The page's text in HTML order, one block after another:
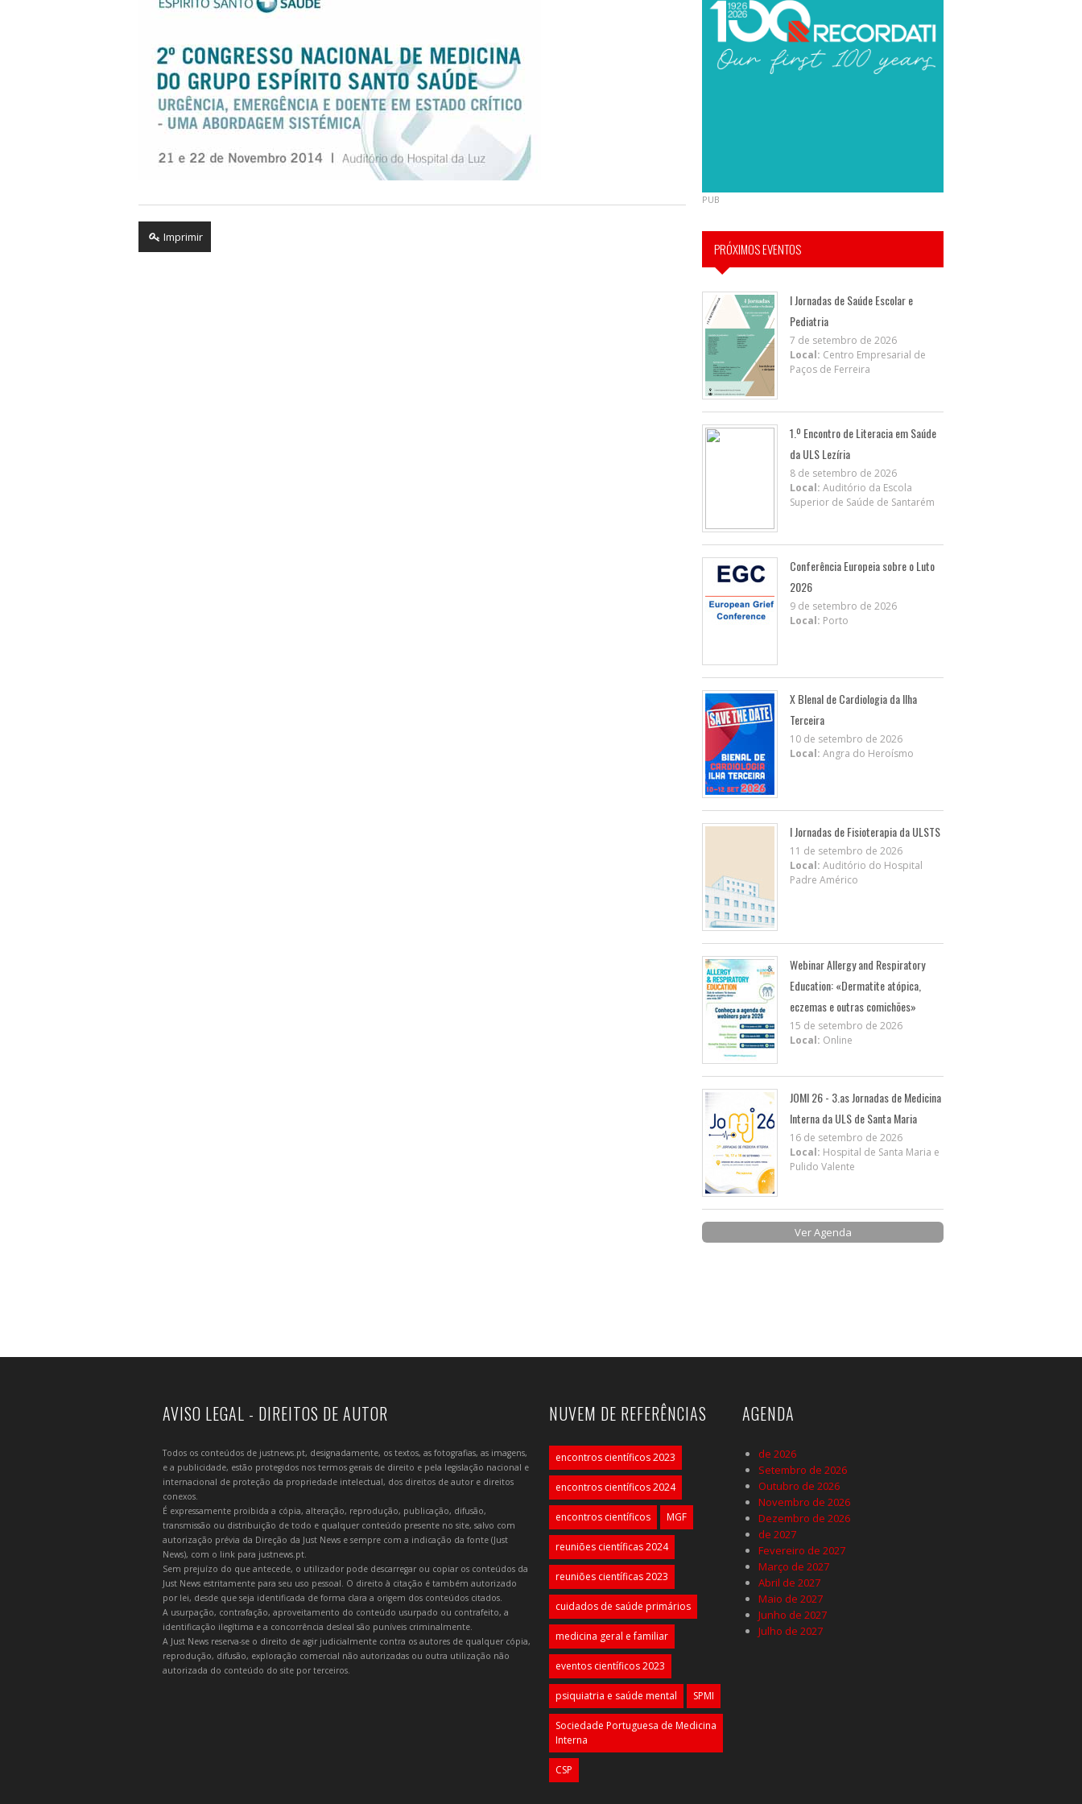
Imprimir
PUB
PRÓXIMOS EVENTOS
I Jornadas de Saúde Escolar e
Pediatria
7 de setembro de 2026
Local: Centro Empresarial de
Paços de Ferreira
1.º Encontro de Literacia em Saúde
da ULS Lezíria
8 de setembro de 2026
Local: Auditório da Escola
Superior de Saúde de Santarém
Conferência Europeia sobre o Luto
2026
9 de setembro de 2026
Local: Porto
X BIenal de Cardiologia da Ilha
Terceira
10 de setembro de 2026
Local: Angra do Heroísmo
I Jornadas de Fisioterapia da ULSTS
11 de setembro de 2026
Local: Auditório do Hospital
Padre Américo
Webinar Allergy and Respiratory
Education: «Dermatite atópica,
eczemas e outras comichões»
15 de setembro de 2026
Local: Online
JOMI 26 - 3.as Jornadas de Medicina
Interna da ULS de Santa Maria
16 de setembro de 2026
Local: Hospital de Santa Maria e
Pulido Valente
Ver Agenda
AVISO LEGAL - DIREITOS DE AUTOR
Todos os conteúdos de justnews.pt, designadamente, os textos, as fotografias, as imagens,
e a publicidade, estão protegidos nos termos gerais de direito e pela legislação nacional e
internacional de proteção da propriedade intelectual, dos direitos de autor e direitos
conexos.
É expressamente proibida a cópia, alteração, reprodução, publicação, difusão,
transmissão ou distribuição de todo e qualquer conteúdo presente no site, salvo com
autorização prévia da Direção da Just News e sempre com a indicação da fonte (Just
News), com o link para justnews.pt.
Sem prejuízo do que antecede, o utilizador pode descarregar ou copiar os conteúdos da
Just News estritamente para seu uso pessoal. O direito à citação é também autorizado
por lei, desde que seja identificada de forma clara a origem dos conteúdos citados.
A usurpação, contrafação, aproveitamento do conteúdo usurpado ou contrafeito, a
identificação ilegítima e a concorrência desleal são puníveis criminalmente.
A Just News reserva-se o direito de agir judicialmente contra os autores de qualquer cópia,
reprodução, difusão, exploração comercial não autorizadas ou outra utilização não
autorizada do conteúdo do site por terceiros.
NUVEM DE REFERÊNCIAS
encontros científicos 2023
encontros científicos 2024
encontros científicos MGF
reuniões científicas 2024
reuniões científicas 2023
cuidados de saúde primários
medicina geral e familiar
eventos científicos 2023
psiquiatria e saúde mental SPMI
Sociedade Portuguesa de Medicina
Interna
CSP
AGENDA
de 2026
Setembro de 2026
Outubro de 2026
Novembro de 2026
Dezembro de 2026
de 2027
Fevereiro de 2027
Março de 2027
Abril de 2027
Maio de 2027
Junho de 2027
Julho de 2027